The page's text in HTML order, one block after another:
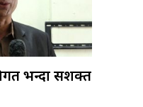
भन्दा सशक्त